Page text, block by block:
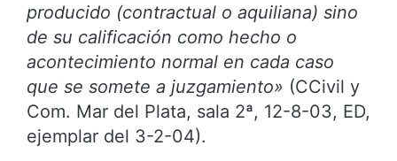
producido (contractual o aquiliana) sino
de su calificación como hecho o
acontecimiento normal en cada caso
que se somete a juzgamiento» (CCivil y
Com. Mar del Plata, sala 2ª, 12-8-03, ED,
ejemplar del 3-2-04).